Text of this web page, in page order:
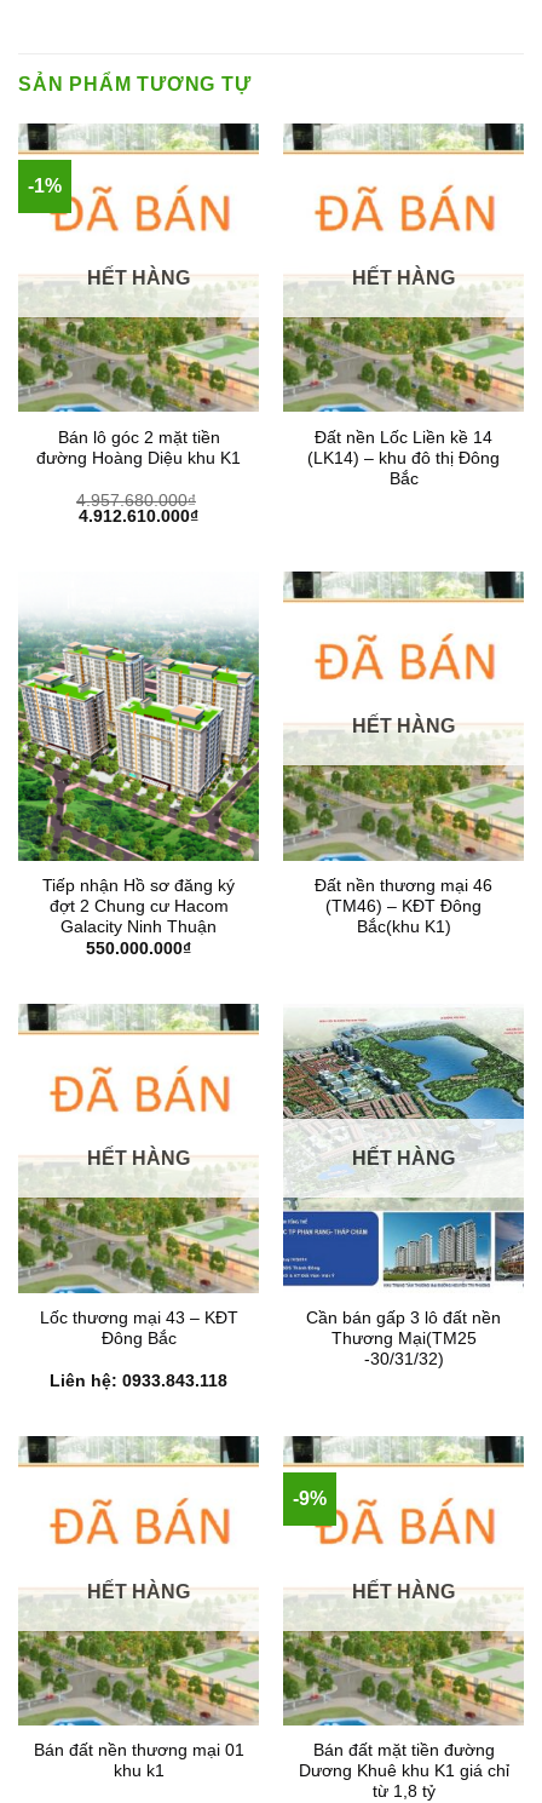
SẢN PHẨM TƯƠNG TỰ
-1%
HẾT HÀNG
Bán lô góc 2 mặt tiền
đường Hoàng Diệu khu K1
4.957.680.000₫
Giá
4.912.610.000₫Giá
4.912.610.000₫.
HẾT HÀNG
Đất nền Lốc Liền kề 14
(LK14) – khu đô thị Đông
Bắc
Tiếp nhận Hồ sơ đăng ký
đợt 2 Chung cư Hacom
Galacity Ninh Thuận
550.000.000₫
HẾT HÀNG
Đất nền thương mại 46
(TM46) – KĐT Đông
Bắc(khu K1)
HẾT HÀNG
Lốc thương mại 43 – KĐT
Đông Bắc
Liên hệ: 0933.843.118
HẾT HÀNG
Cần bán gấp 3 lô đất nền
Thương Mại(TM25
-30/31/32)
HẾT HÀNG
Bán đất nền thương mại 01
khu k1
-9%
HẾT HÀNG
Bán đất mặt tiền đường
Dương Khuê khu K1 giá chỉ
từ 1,8 tỷ